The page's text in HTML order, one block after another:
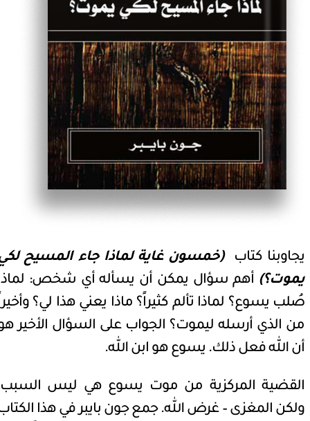
يجاوبنا كتاب(خمسون غاية لماذا جاء المسيح
يموت؟) أهم سؤال يمكن أن يسأله أي شخص:
صُلب يسوع؟ لماذا تألم كثيراً؟ ماذا يعني هذا لي؟
من الذي أرسله ليموت؟ الجواب على السؤال الأخير
أن الله فعل ذلك. يسوع هو ابن الله.
القضية المركزية من موت يسوع هي ليس
ولكن المغزى – غرض الله. جمع جون بايبر في هذا